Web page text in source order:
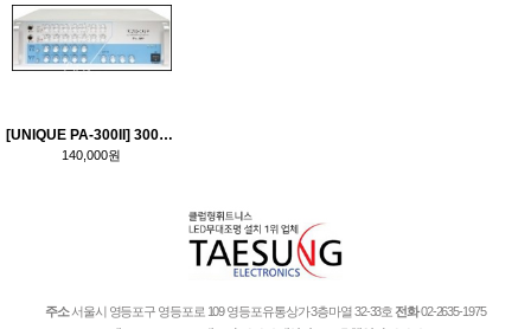
[UNIQUE PA-300II] 300W노래방앰프/코인노래방2채널앰프/2채널노래방앰프
140,000원
주소서울시 영등포구 영등포로 109 영등포유통상가 3층마열 32-33호 전화02-2635-1975